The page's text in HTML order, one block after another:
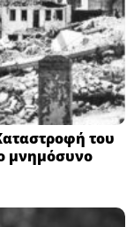
του
μνημόσυνο